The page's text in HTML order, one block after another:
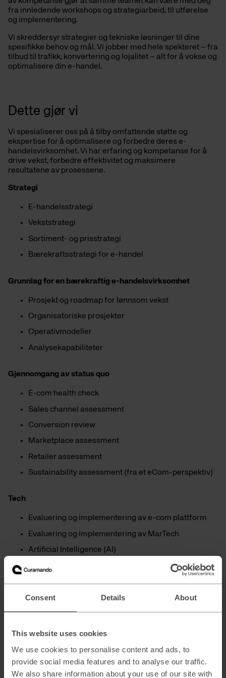
Consent Details About
This website uses cookies
We use cookies to personalise content and ads, to
provide social media features and to analyse our traffic.
We also share information about your use of our site with
fra innledende workshops og strategiarbeid, til utførelse
og implementering.
Vi skreddersyr strategier og tekniske løsninger til dine
spesifikke behov og mål. Vi jobber med hele spekteret – fra
tilbud til trafikk, konvertering og lojalitet – alt for å vokse og
optimalisere din e-handel.
Dette gjør vi
Vi spesialiserer oss på å tilby omfattende støtte og
ekspertise for å optimalisere og forbedre deres e-
handelsvirksomhet. Vi har erfaring og kompetanse for å
drive vekst, forbedre effektivitet og maksimere
resultatene av prosessene.
Strategi
E-handelsstrategi
Vekststrategi
Sortiment- og prisstrategi
Bærekraftsstrategi for e-handel
Grunnlag for en bærekraftig e-handelsvirksomhet
Prosjekt og roadmap for lønnsom vekst
Organisatoriske prosjekter
Operativmodeller
Analysekapabiliteter
Gjennomgang av status quo
E-com health check
Sales channel assessment
Conversion review
Marketplace assessment
Retailer assessment
Sustainability assessment (fra et eCom-perspektiv)
Tech
Evaluering og implementering av e-com plattform
Evaluering og implementering av MarTech
Artificial Intelligence (AI)
Eksempler på interimroller
E-handelssjef/ Head of E-Com
Online merchandiser
Analytics
Produkteier